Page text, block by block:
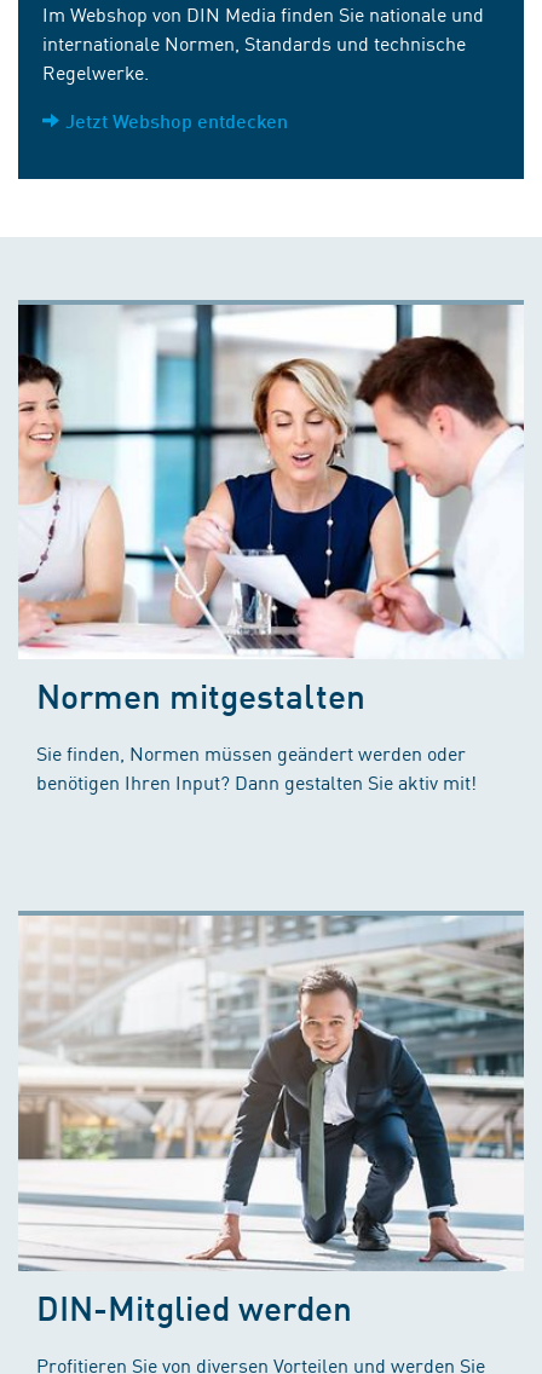
Im Webshop von DIN Media finden Sie nationale und
internationale Normen, Standards und technische
Regelwerke.
Jetzt Webshop entdecken
Normen mitgestalten
Sie finden, Normen müssen geändert werden oder
benötigen Ihren Input? Dann gestalten Sie aktiv mit!
DIN-Mitglied werden
Profitieren Sie von diversen Vorteilen und werden Sie